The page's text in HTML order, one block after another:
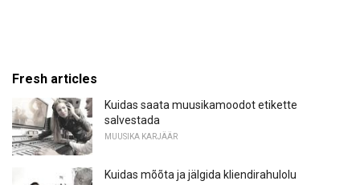
Fresh articles
Kuidas saata muusikamoodot etikette
salvestada
MUUSIKA KARJÄÄR
Kuidas mõõta ja jälgida kliendirahulolu